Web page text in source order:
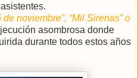
de noviembre”, “Mil Sirenas” o
asombrosa donde
durante todos estos años